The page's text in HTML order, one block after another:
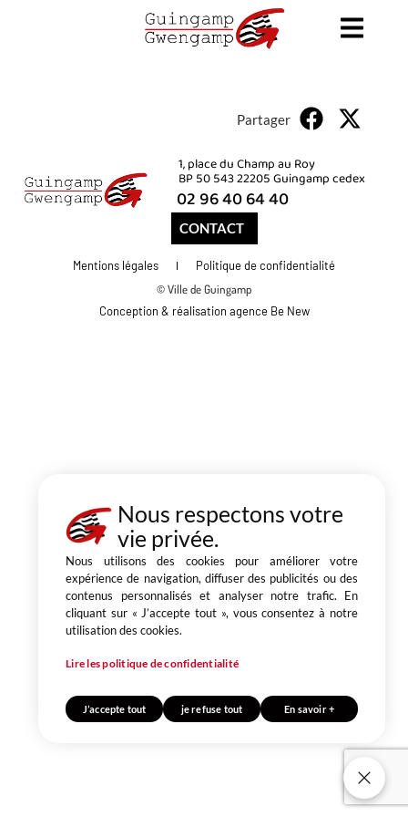
Partager
1, place du Champ au Roy
BP 50 543 22205 Guingamp cedex
02 96 40 64 40
CONTACT
Mentions légales
Politique de confidentialité
© Ville de Guingamp
Conception & réalisation agence Be New
Nous respectons votre
vie privée.
Nous utilisons des cookies pour améliorer votre
expérience de navigation, diffuser des publicités ou des
contenus personnalisés et analyser notre trafic. En
cliquant sur « J’accepte tout », vous consentez à notre
utilisation des cookies.
Lire les politique de confidentialité
J’accepte tout je refuse tout En savoir +